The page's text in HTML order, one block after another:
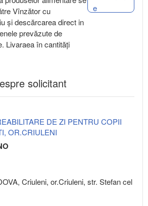
Vînzător cu
și descărcarea direct in
prevăzute de
Livaraea în cantități
e
solicitant
DE ZI PENTRU COPII
OR.CRIULENI
Criuleni, or.Criuleni, str. Stefan cel